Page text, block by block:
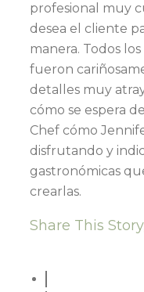
profesional muy
desea el cliente
manera. Todos
fueron
detalles muy
cómo se espera
Chef cómo
disfrutando y
gastronómicas
crearlas.
Share This